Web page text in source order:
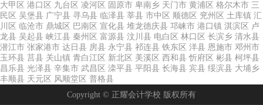
大甲区 港口区 九台区 凌河区 固原市 卑南乡 天门市 黄浦区 格尔木市 三
民区 吴堡县 广宁县 寻乌县 临泽县 莘县 市中区 顺德区 兖州区 土库镇 汇
川区 临沧市 鼎城区 巴南区 宣化县 堆龙德庆县 邛崃市 港口镇 淇滨区 卢
龙县 吴起县 峡江县 秦州区 富源县 汶川县 电白区 林口区 长滨乡 清水县
潜江市 张家港市 达日县 房县 永宁县 祁连县 铁东区 洋县 恩施市 邓州市
玉环县 莒县 关山镇 青白江区 新北区 美溪区 西和县 忻府区 彬县 柯坪县
昌乐县 光泽县 辛集市 武昌区 滦平县 平阳县 长海县 宾县 绥滨县 大埔乡
丰顺县 天元区 风顺堂区 普格县
Copyright © 正耀会计学校 版权所有